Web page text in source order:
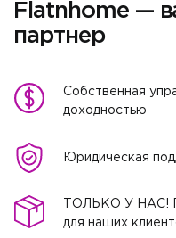
Flatnhome —
партнер
Собственная
доходностью
Юридическая
ТОЛЬКО У НАС!
для наших